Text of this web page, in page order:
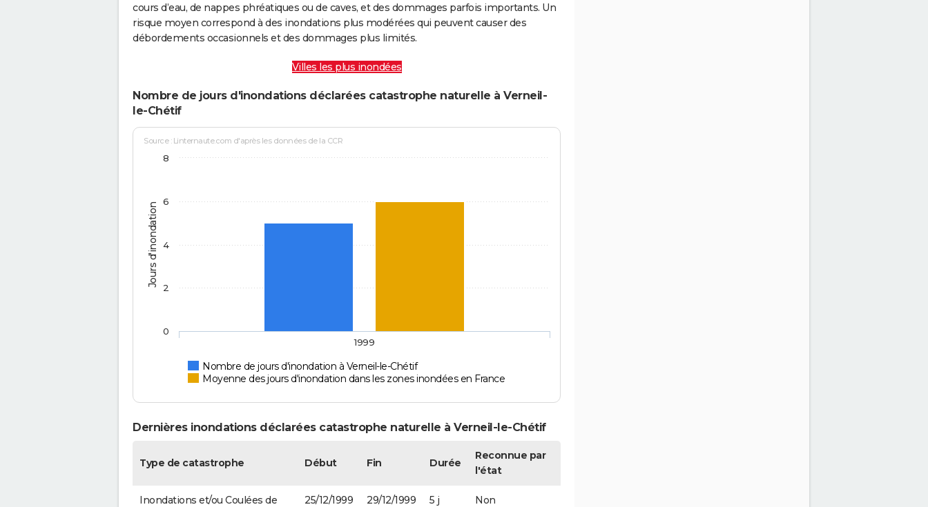
cours d’eau, de nappes phréatiques ou de caves, et des dommages parfois importants. Un
risque moyen correspond à des inondations plus modérées qui peuvent causer des
débordements occasionnels et des dommages plus limités.
Villes les plus inondées
Nombre de jours d'inondations déclarées catastrophe naturelle à Verneil-
le-Chétif
Jours d'inondation
Source : Linternaute.com d'après les données de la CCR
Nombre de jours d'inondation à Verneil-le-Chétif
Moyenne des jours d'inondation dans les zones inondées en France
1999
0
2
4
6
8
Dernières inondations déclarées catastrophe naturelle à Verneil-le-Chétif
Type de catastrophe Début Fin Durée
Reconnue par
l'état
Inondations et/ou Coulées de
25/12/1999 29/12/1999 5 j Non